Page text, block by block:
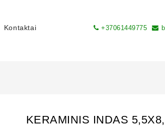
Kontaktai +37061449775
KERAMINIS INDAS